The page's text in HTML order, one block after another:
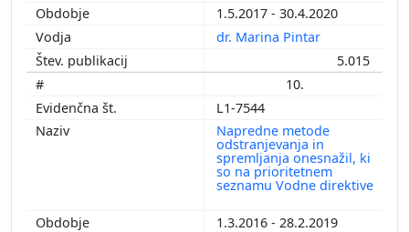
1.5.2017 - 30.4.2020
dr. Marina Pintar
5.015
10.
L1-7544
Napredne metode
odstranjevanja in
spremljanja onesnažil, ki
so na prioritetnem
seznamu Vodne direktive
1.3.2016 - 28.2.2019